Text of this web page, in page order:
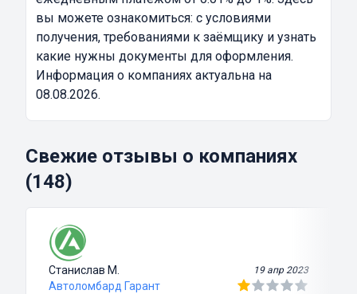
вы можете ознакомиться: с условиями
получения, требованиями к заёмщику и узнать
какие нужны документы для оформления.
Информация о компаниях актуальна на
08.08.2026.
Свежие отзывы о компаниях
(148)
Станислав М. 19 апр 2023
Автоломбард Гарант